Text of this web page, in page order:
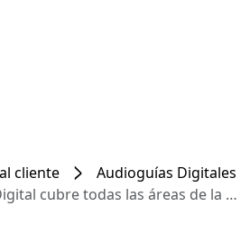
cliente
Audioguías Digitales
cubre todas las áreas de la Basílica?